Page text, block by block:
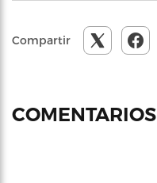
Compartir
COMENTARIOS